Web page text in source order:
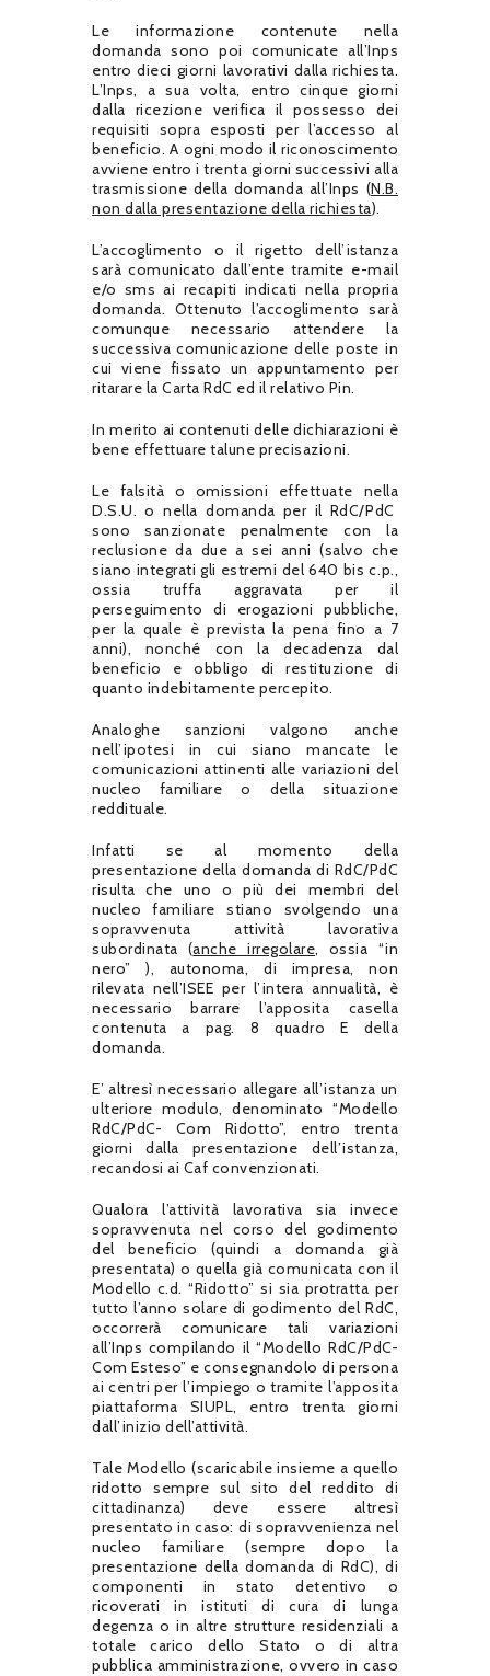
Le informazione contenute nella
domanda sono poi comunicate all’Inps
entro dieci giorni lavorativi dalla richiesta.
L’Inps, a sua volta, entro cinque giorni
dalla ricezione verifica il possesso dei
requisiti sopra esposti per l’accesso al
beneficio. A ogni modo il riconoscimento
avviene entro i trenta giorni successivi alla
trasmissione della domanda all’Inps (N.B.
non dalla presentazione della richiesta).
L’accoglimento o il rigetto dell’istanza
sarà comunicato dall’ente tramite e-mail
e/o sms ai recapiti indicati nella propria
domanda. Ottenuto l’accoglimento sarà
comunque necessario attendere la
successiva comunicazione delle poste in
cui viene fissato un appuntamento per
ritarare la Carta RdC ed il relativo Pin.
In merito ai contenuti delle dichiarazioni è
bene effettuare talune precisazioni.
Le falsità o omissioni effettuate nella
D.S.U. o nella domanda per il RdC/PdC
sono sanzionate penalmente con la
reclusione da due a sei anni (salvo che
siano integrati gli estremi del 640 bis c.p.,
ossia truffa aggravata per il
perseguimento di erogazioni pubbliche,
per la quale è prevista la pena fino a 7
anni), nonché con la decadenza dal
beneficio e obbligo di restituzione di
quanto indebitamente percepito.
Analoghe sanzioni valgono anche
nell’ipotesi in cui siano mancate le
comunicazioni attinenti alle variazioni del
nucleo familiare o della situazione
reddituale.
Infatti se al momento della
presentazione della domanda di RdC/PdC
risulta che uno o più dei membri del
nucleo familiare stiano svolgendo una
sopravvenuta attività lavorativa
subordinata (anche irregolare, ossia “in
nero” ), autonoma, di impresa, non
rilevata nell’ISEE per l’intera annualità, è
necessario barrare l’apposita casella
contenuta a pag. 8 quadro E della
domanda.
E’ altresì necessario allegare all’istanza un
ulteriore modulo, denominato “Modello
RdC/PdC- Com Ridotto”, entro trenta
giorni dalla presentazione dell’istanza,
recandosi ai Caf convenzionati.
Qualora l’attività lavorativa sia invece
sopravvenuta nel corso del godimento
del beneficio (quindi a domanda già
presentata) o quella già comunicata con il
Modello c.d. “Ridotto” si sia protratta per
tutto l’anno solare di godimento del RdC,
occorrerà comunicare tali variazioni
all’Inps compilando il “Modello RdC/PdC-
Com Esteso” e consegnandolo di persona
ai centri per l’impiego o tramite l’apposita
piattaforma SIUPL, entro trenta giorni
dall’inizio dell’attività.
Tale Modello (scaricabile insieme a quello
ridotto sempre sul sito del reddito di
cittadinanza) deve essere altresì
presentato in caso: di sopravvenienza nel
nucleo familiare (sempre dopo la
presentazione della domanda di RdC), di
componenti in stato detentivo o
ricoverati in istituti di cura di lunga
degenza o in altre strutture residenziali a
totale carico dello Stato o di altra
pubblica amministrazione, ovvero in caso